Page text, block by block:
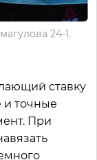
24-1.
ставку
и точные
При